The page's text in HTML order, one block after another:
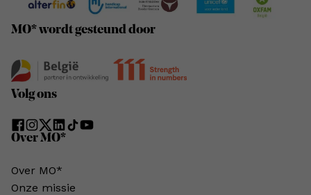
MO* wordt gesteund door
Volg ons
Over MO*
Over MO*
Onze missie